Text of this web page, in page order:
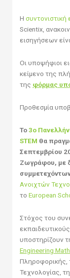
Η συντονιστική
Scientix,
εισηγήσεων
Οι υποψήφιοι
κείμενο της
της φόρμας
Προθεσμία
Το3o
STEM θα
Σεπτεμβρίου
Ζωγράφου, με
Ανοιχτών
το European
Στόχος του
υποστηρίζουν
Engineering
Πληροφορικής,
Τεχνολογίας,